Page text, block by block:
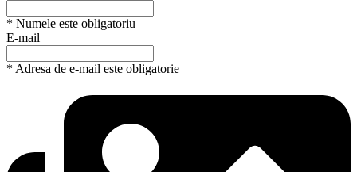
* Numele este obligatoriu
E-mail
* Adresa de e-mail este obligatorie